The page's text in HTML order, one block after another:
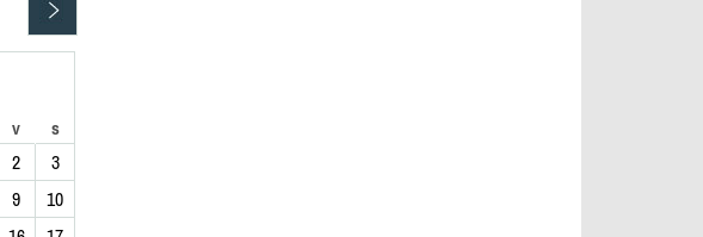
v s
2
3
9
10